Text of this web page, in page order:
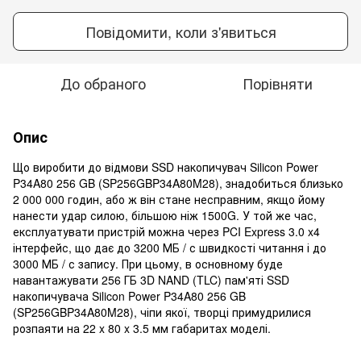
Повідомити, коли з'явиться
До обраного Порівняти
Опис
Що виробити до відмови SSD накопичувач Silicon Power
P34A80 256 GB (SP256GBP34A80M28), знадобиться близько
2 000 000 годин, або ж він стане несправним, якщо йому
нанести удар силою, більшою ніж 1500G. У той же час,
експлуатувати пристрій можна через PCI Express 3.0 x4
інтерфейс, що дає до 3200 МБ / с швидкості читання і до
3000 МБ / с запису. При цьому, в основному буде
навантажувати 256 ГБ 3D NAND (TLC) пам'яті SSD
накопичувача Silicon Power P34A80 256 GB
(SP256GBP34A80M28), чіпи якої, творці примудрилися
розпаяти на 22 x 80 x 3.5 мм габаритах моделі.